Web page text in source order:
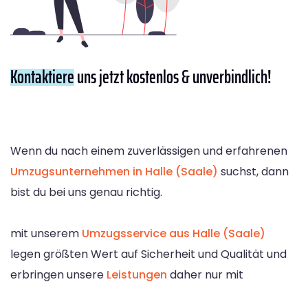
Kontaktiereuns jetzt kostenlos & unverbindlich!
Wenn du nach einem zuverlässigen und erfahrenen
Umzugsunternehmen in Halle (Saale) suchst, dann
bist du bei uns genau richtig.
mit unserem Umzugsservice aus Halle (Saale)
legen größten Wert auf Sicherheit und Qualität und
erbringen unsere Leistungen daher nur mit